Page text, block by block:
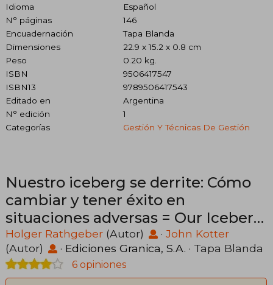
Idioma
Español
N° páginas
146
Encuadernación
Tapa Blanda
Dimensiones
22.9 x 15.2 x 0.8 cm
Peso
0.20 kg.
ISBN
9506417547
ISBN13
9789506417543
Editado en
Argentina
N° edición
1
Categorías
Gestión Y Técnicas De Gestión
Nuestro iceberg se derrite: Cómo
cambiar y tener éxito en
situaciones adversas = Our Iceberg
Is Melting
Holger Rathgeber (Autor) · John Kotter
(Autor)
· Ediciones Granica, S.A. · Tapa Blanda
6 opiniones